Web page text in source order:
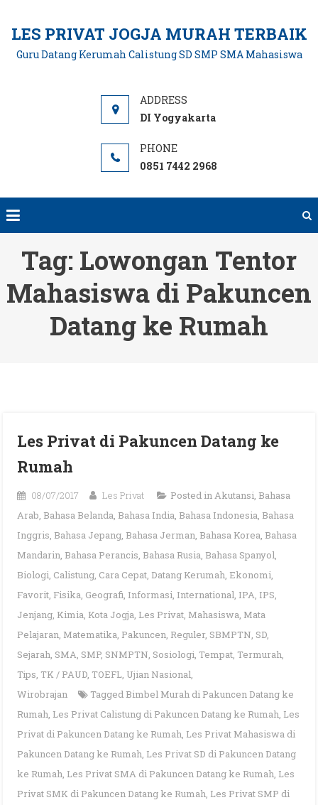
content
LES PRIVAT JOGJA MURAH TERBAIK
Guru Datang Kerumah Calistung SD SMP SMA Mahasiswa
DI Yogyakarta
0851 7442 2968
Tag: Lowongan Tentor
Mahasiswa di Pakuncen
Datang ke Rumah
Les Privat di Pakuncen Datang ke
Rumah
08/07/2017 Les Privat Posted inAkutansi, Bahasa
Arab, Bahasa Belanda, Bahasa India, Bahasa Indonesia, Bahasa
Inggris, Bahasa Jepang, Bahasa Jerman, Bahasa Korea, Bahasa
Mandarin, Bahasa Perancis, Bahasa Rusia, Bahasa Spanyol,
Biologi, Calistung, Cara Cepat, Datang Kerumah, Ekonomi,
Favorit, Fisika, Geografi, Informasi, International, IPA, IPS,
Jenjang, Kimia, Kota Jogja, Les Privat, Mahasiswa, Mata
Pelajaran, Matematika, Pakuncen, Reguler, SBMPTN, SD,
Sejarah, SMA, SMP, SNMPTN, Sosiologi, Tempat, Termurah,
Tips, TK / PAUD, TOEFL, Ujian Nasional,
Wirobrajan
Tagged Bimbel Murah di Pakuncen Datang ke
Rumah, Les Privat Calistung di Pakuncen Datang ke Rumah, Les
Privat di Pakuncen Datang ke Rumah, Les Privat Mahasiswa di
Pakuncen Datang ke Rumah, Les Privat SD di Pakuncen Datang
ke Rumah, Les Privat SMA di Pakuncen Datang ke Rumah, Les
Privat SMK di Pakuncen Datang ke Rumah, Les Privat SMP di